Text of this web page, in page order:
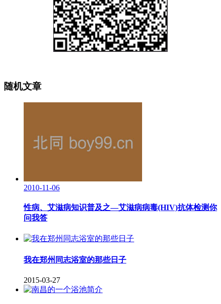
随机文章
2010-11-06
性病、艾滋病知识普及之—艾滋病病毒(HIV)抗体检测你
问我答
我在郑州同志浴室的那些日子
2015-03-27